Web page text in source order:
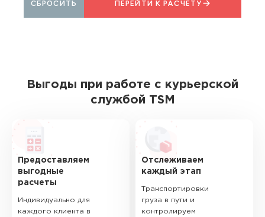
ПЕРЕЙТИ К РАСЧЕТУ
СБРОСИТЬ
Выгоды при работе с курьерской
службой TSM
Предоставляем
выгодные
расчеты
Индивидуально для
каждого клиента в
Отслеживаем
каждый этап
Транспортировки
груза в пути и
контролируем